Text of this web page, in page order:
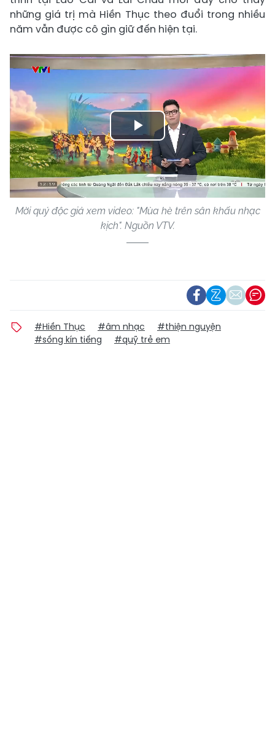
những giá trị mà Hiền Thục theo đuổi trong nhiều
năm vẫn được cô gìn giữ đến hiện tại.
Play
Video
Mời quý độc giả xem video: "Mùa hè trên sân khấu nhạc
kịch". Nguồn VTV.
#Hiền Thục #âm nhạc
#thiện nguyện
#sống kín tiếng
#quỹ trẻ em